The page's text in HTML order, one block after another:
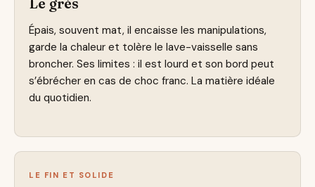
Épais, souvent mat, il encaisse les manipulations,
garde la chaleur et tolère le lave-vaisselle sans
broncher. Ses limites : il est lourd et son bord peut
s’ébrécher en cas de choc franc. La matière idéale
du quotidien.
LE FIN ET SOLIDE